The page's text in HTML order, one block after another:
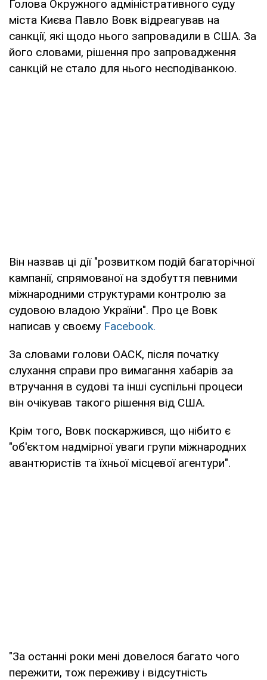
Голова Окружного адміністративного суду
міста Києва Павло Вовк відреагував на
санкції, які щодо нього запровадили в США. За
його словами, рішення про запровадження
санкцій не стало для нього несподіванкою.
Він назвав ці дії "розвитком подій багаторічної
кампанії, спрямованої на здобуття певними
міжнародними структурами контролю за
судовою владою України". Про це Вовк
написав у своєму Facebook.
За словами голови ОАСК, після початку
слухання справи про вимагання хабарів за
втручання в судові та інші суспільні процеси
він очікував такого рішення від США.
Крім того, Вовк поскаржився, що нібито є
"об'єктом надмірної уваги групи міжнародних
авантюристів та їхньої місцевої агентури".
"За останні роки мені довелося багато чого
пережити, тож переживу і відсутність